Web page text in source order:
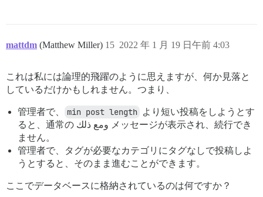
mattdm (Matthew Miller) 2022 年 1 月 19 日午前 4:03
15
これは私には論理的飛躍のように思えますが、何か見落と
しているだけかもしれません。つまり、
管理者で、 min post length より短い投稿をしようとす
ると、通常の ومع ذلك メッセージが表示され、続行でき
ません。
管理者で、タグが必要なカテゴリにタグなしで投稿しよ
うとすると、そのまま進むことができます。
ここでデータベースに格納されているのは何ですか？